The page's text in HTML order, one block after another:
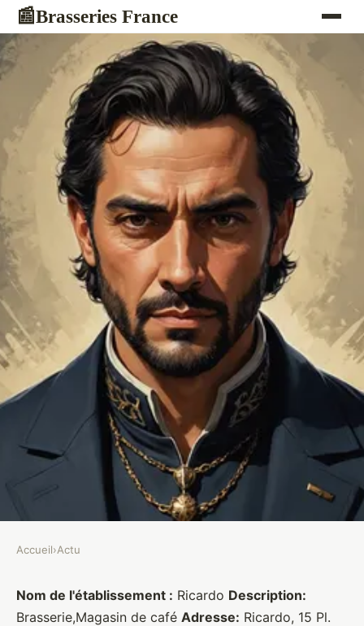
📰Brasseries France
Ricardo
Accueil›Actu
Nom de l'établissement : Ricardo Description:
Brasserie,Magasin de café Adresse: Ricardo, 15 Pl.